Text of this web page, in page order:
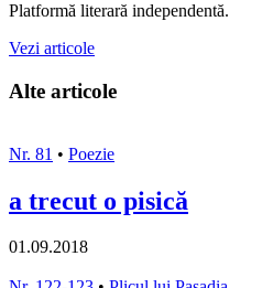
Platformă literară independentă.
Vezi articole
Alte articole
Nr. 81 • Poezie
a trecut o pisică
01.09.2018